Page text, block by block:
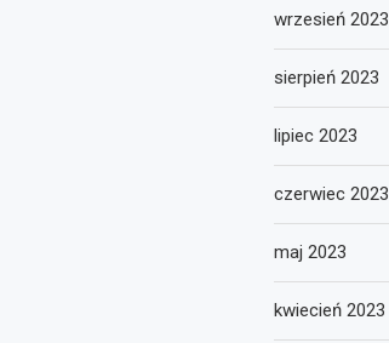
wrzesień 2023
sierpień 2023
lipiec 2023
czerwiec 2023
maj 2023
kwiecień 2023